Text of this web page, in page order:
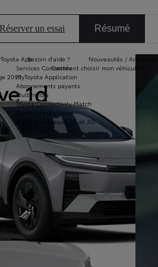
Particulier
Professionnel
App
Services Connectés
MyToyota Application
Abonnements payants
Multimédia
Toyota Connectivity Match
Centre d'assistance
Arrêt des réseaux 2G et 3G
Besoin d'aide ?
Comment choisir mon véhicule ?
2050
Nouveautés /
Réserver un essai Résumé
1d